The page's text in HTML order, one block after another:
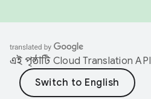
এই পৃষ্ঠাটি Cloud Translation API